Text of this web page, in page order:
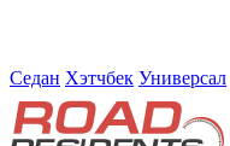
Седан Хэтчбек Универсал